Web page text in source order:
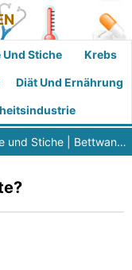
Und Stiche Krebs
Diät Und Ernährung
und Stiche Bettwanzenbisse